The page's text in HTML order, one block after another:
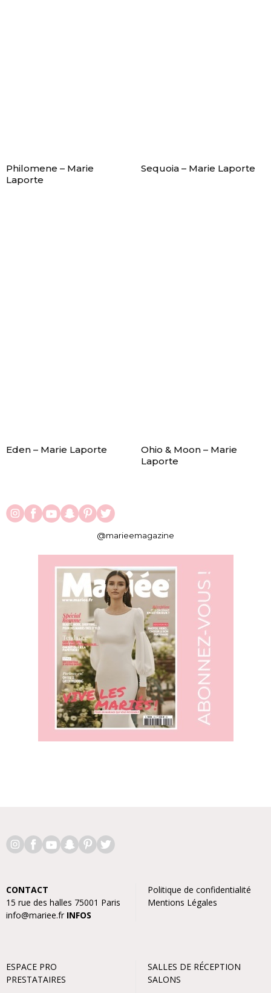
Philomene – Marie
Laporte
Sequoia – Marie Laporte
Eden – Marie Laporte
Ohio & Moon – Marie
Laporte
@marieemagazine
CONTACT
15 rue des halles 75001 Paris
info@mariee.fr INFOS
Politique de confidentialité
Mentions Légales
ESPACE PRO
PRESTATAIRES
SALLES DE RÉCEPTION
SALONS